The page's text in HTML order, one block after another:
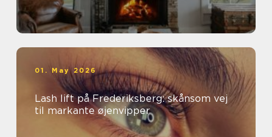
01. May 2026
Lash lift på Frederiksberg: skånsom vej
til markante øjenvipper